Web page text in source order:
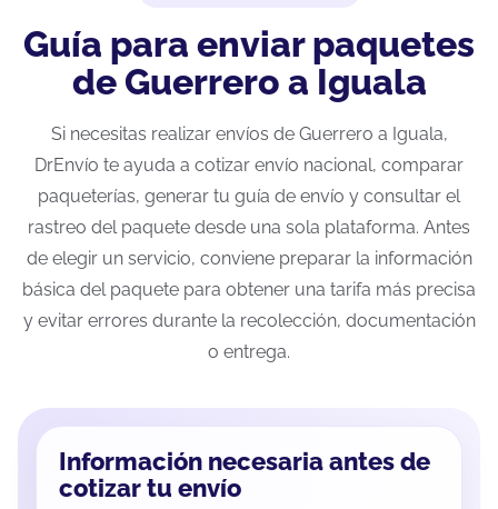
Guía para enviar paquetes
de Guerrero a Iguala
Si necesitas realizar envíos de Guerrero a Iguala,
DrEnvío te ayuda a cotizar envío nacional, comparar
paqueterías, generar tu guía de envío y consultar el
rastreo del paquete desde una sola plataforma. Antes
de elegir un servicio, conviene preparar la información
básica del paquete para obtener una tarifa más precisa
y evitar errores durante la recolección, documentación
o entrega.
Información necesaria antes de
cotizar tu envío